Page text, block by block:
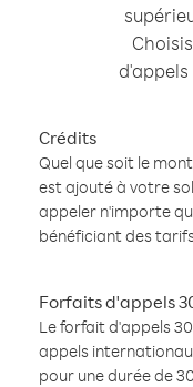
Crédits
Quel que soit le
est ajouté à votre
appeler n'importe
bénéficiant des
Forfaits d'appels
Le forfait d'appels
appels
pour une durée de